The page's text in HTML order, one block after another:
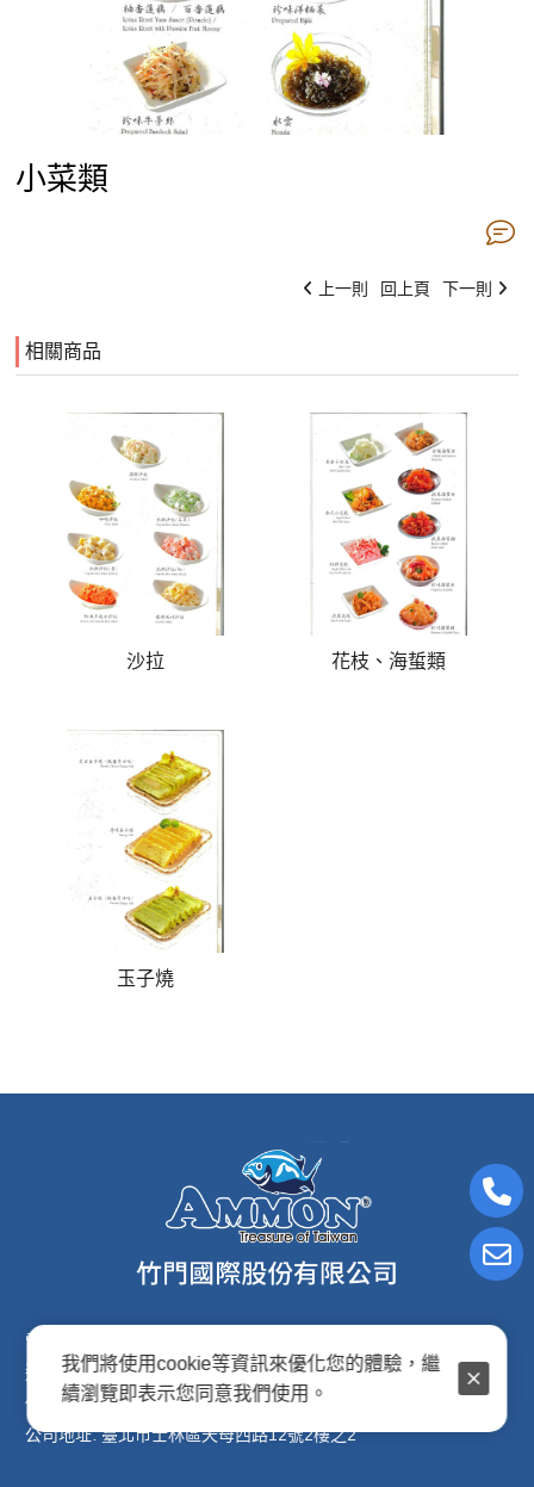
小菜類
上一則 回上頁 下一則
相關商品
沙拉 花枝、海蜇類
玉子燒
電子信箱:ammon8@ms22.hinet.net
連絡電話: (02)2876-2691
傳真專線: (02)2876-2692
公司地址: 臺北市士林區天母西路12號2樓之2
我們將使用cookie等資訊來優化您的體驗，繼
續瀏覽即表示您同意我們使用。